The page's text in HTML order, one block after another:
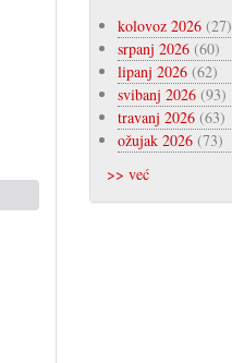
kolovoz 2026(27)
srpanj 2026(60)
lipanj 2026(62)
svibanj 2026(93)
travanj 2026(63)
ožujak 2026(73)
>> već